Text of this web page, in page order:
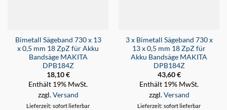
Bimetall Sägeband 730 x 13
x 0,5 mm 18 ZpZ für Akku
Bandsäge MAKITA
DPB184Z
18,10€
Enthält 19% MwSt.
zzgl.Versand
Lieferzeit: sofort lieferbar
3 x Bimetall Sägeband 730 x
13 x 0,5 mm 18 ZpZ für
Akku Bandsäge MAKITA
DPB184Z
43,60€
Enthält 19% MwSt.
zzgl.Versand
Lieferzeit: sofort lieferbar